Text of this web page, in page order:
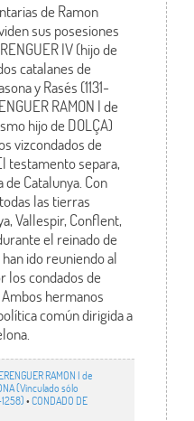
de Ramon
sus posesiones
IV (hijo de
catalanes de
y Rasés (1131-
RAMON I de
hijo de DOLÇA)
vizcondados de
testamento separa,
Catalunya. Con
las tierras
Vallespir, Conflent,
el reinado de
han ido reuniendo al
los condados de
Ambos hermanos
común dirigida a
RAMON I de
(Vinculado sólo
•CONDADO DE